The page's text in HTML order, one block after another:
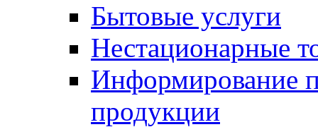
Бытовые услуги
Нестационарные
Информирование
продукции